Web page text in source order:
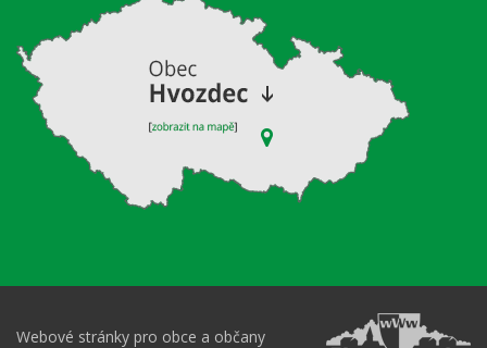
Webové stránky pro obce a občany